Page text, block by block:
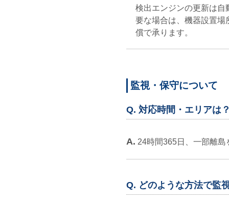
検出エンジンの更新は自
要な場合は、機器設置場
償で承ります。
監視・保守について
Q. 対応時間・エリアは
A. 24時間365日、一部離
Q. どのような方法で監